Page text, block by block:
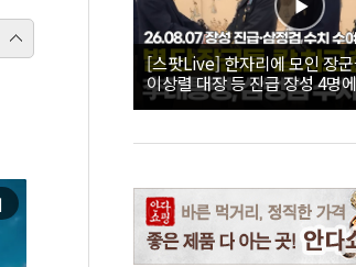
[스팟Live] 한자리에 모인 장
이상렬 대장 등 진급 장성 4명
직접 수여｜26.08.07 장성 진